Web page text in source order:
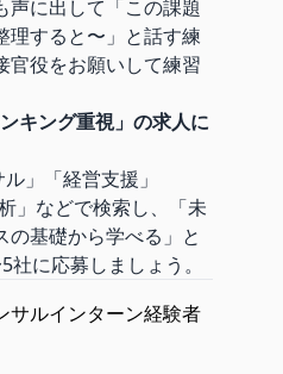
声に出して「この課題
理すると〜」と話す練
官役をお願いして練習
キング重視」の求人に
」「経営支援」
」などで検索し、「未
の基礎から学べる」と
に応募しましょう。
ルインターン経験者